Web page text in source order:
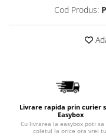
Cod Produs:
Livrare rapida prin curier
Easybox
Cu livrarea la easybox poti
coletul la orice ora vrei